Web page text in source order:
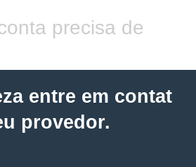
precisa de
entre em contat
provedor.